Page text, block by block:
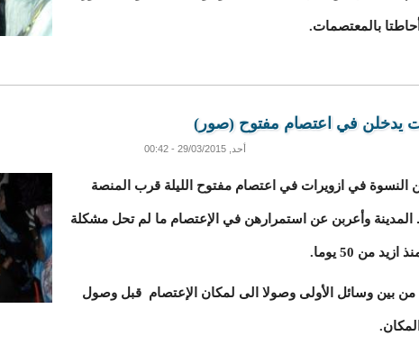
بالمعتصمات.
يدخلن في اعتصام مفتوح (صور)
أحد, 29/03/2015 - 00:42
في ازويرات في اعتصام مفتوح الليلة قرب المنصة
وأعربن عن استمرارهن في الإعتصام ما لم تحل مشكلة
من 50 يوما.
من بين وسائل الأولى وصولا الى لمكان الإعتصام قبل وصول